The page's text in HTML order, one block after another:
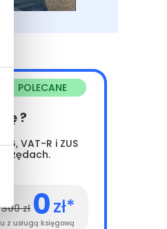
POLECANE
z usługą księgową
zł*
0
300 zł
?
VAT-R i ZUS